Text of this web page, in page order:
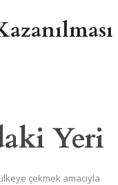
Yeri
çekmek amacıyla